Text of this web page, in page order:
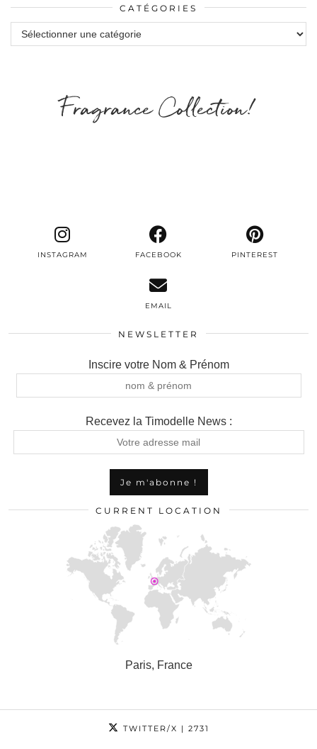
CATÉGORIES
Catégories
Fragrance Collection!
INSTAGRAM FACEBOOK PINTEREST
EMAIL
NEWSLETTER
Inscire votre Nom & Prénom
Recevez la Timodelle News :
CURRENT LOCATION
Paris, France
TWITTER/X | 2731